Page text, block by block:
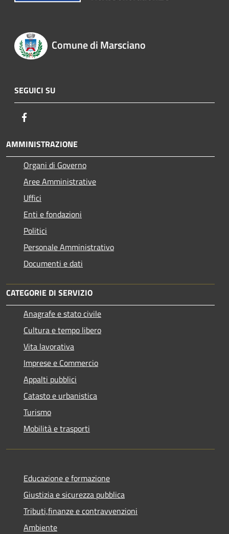
Comune di Marsciano
SEGUICI SU
AMMINISTRAZIONE
Organi di Governo
Aree Amministrative
Uffici
Enti e fondazioni
Politici
Personale Amministrativo
Documenti e dati
CATEGORIE DI SERVIZIO
Anagrafe e stato civile
Cultura e tempo libero
Vita lavorativa
Imprese e Commercio
Appalti pubblici
Catasto e urbanistica
Turismo
Mobilità e trasporti
Educazione e formazione
Giustizia e sicurezza pubblica
Tributi,finanze e contravvenzioni
Ambiente